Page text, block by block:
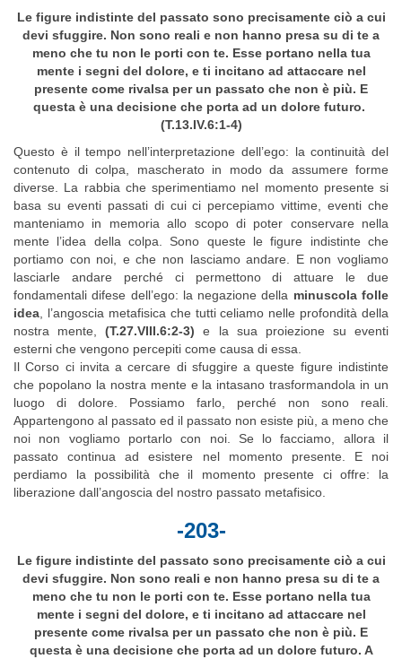
Le figure indistinte del passato sono precisamente ciò a cui
devi sfuggire. Non sono reali e non hanno presa su di te a
meno che tu non le porti con te. Esse portano nella tua
mente i segni del dolore, e ti incitano ad attaccare nel
presente come rivalsa per un passato che non è più. E
questa è una decisione che porta ad un dolore futuro.
(T.13.IV.6:1-4)
Questo è il tempo nell’interpretazione dell’ego: la continuità del
contenuto di colpa, mascherato in modo da assumere forme
diverse. La rabbia che sperimentiamo nel momento presente si
basa su eventi passati di cui ci percepiamo vittime, eventi che
manteniamo in memoria allo scopo di poter conservare nella
mente l’idea della colpa. Sono queste le figure indistinte che
portiamo con noi, e che non lasciamo andare. E non vogliamo
lasciarle andare perché ci permettono di attuare le due
fondamentali difese dell’ego: la negazione della minuscola folle
idea , l’angoscia metafisica che tutti celiamo nelle profondità della
nostra mente,(T.27.VIII.6:2-3) e la sua proiezione su eventi
esterni che vengono percepiti come causa di essa.
Il Corso ci invita a cercare di sfuggire a queste figure indistinte
che popolano la nostra mente e la intasano trasformandola in un
luogo di dolore. Possiamo farlo, perché non sono reali.
Appartengono al passato ed il passato non esiste più, a meno che
noi non vogliamo portarlo con noi. Se lo facciamo, allora il
passato continua ad esistere nel momento presente. E noi
perdiamo la possibilità che il momento presente ci offre: la
liberazione dall’angoscia del nostro passato metafisico.
-203-
Le figure indistinte del passato sono precisamente ciò a cui
devi sfuggire. Non sono reali e non hanno presa su di te a
meno che tu non le porti con te. Esse portano nella tua
mente i segni del dolore, e ti incitano ad attaccare nel
presente come rivalsa per un passato che non è più. E
questa è una decisione che porta ad un dolore futuro. A